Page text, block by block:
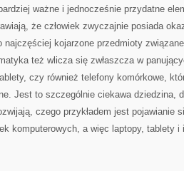
ważne i jednocześnie przydatne
że człowiek zwyczajnie posiada
najczęściej kojarzone przedmioty
też wlicza się zwłaszcza w
czy również telefony komórkowe,
Jest to szczególnie ciekawa dziedzina,
czego przykładem jest pojawianie
komputerowych, a więc laptopy, tablety i